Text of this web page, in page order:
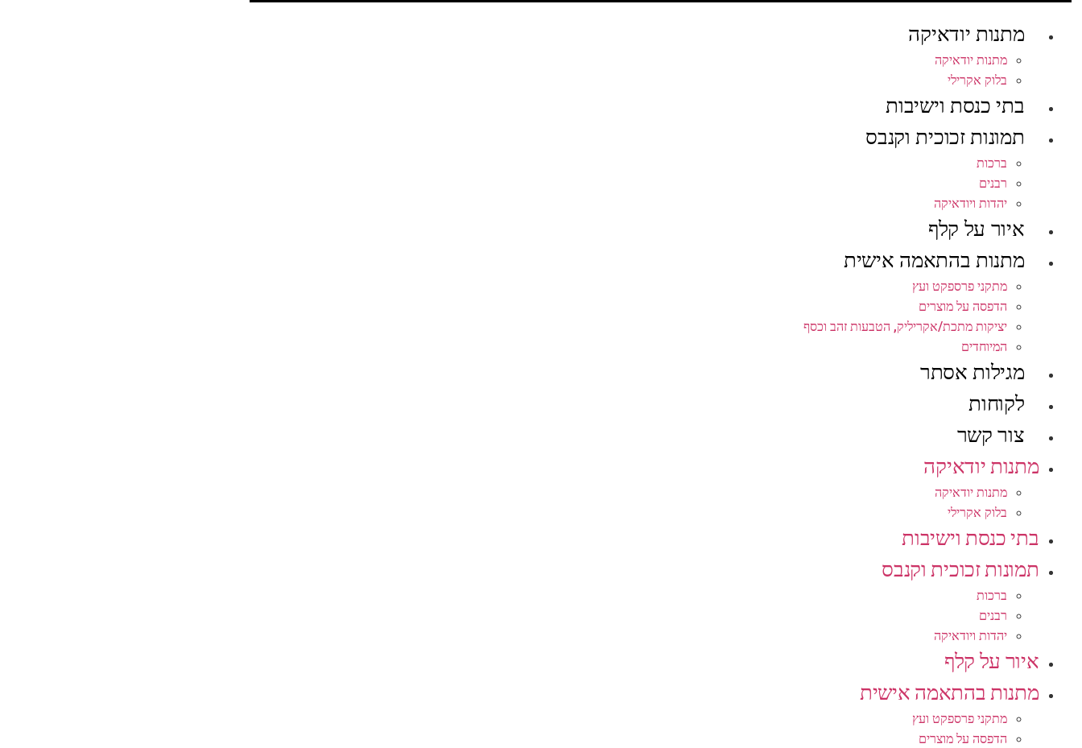
מתנות יודאיקה
מתנות יודאיקה
בלוק אקרילי
בתי כנסת וישיבות
תמונות זכוכית וקנבס
ברכות
רבנים
יהדות ויודאיקה
איור על קלף
מתנות בהתאמה אישית
מתקני פרספקט ועץ
הדפסה על מוצרים
יציקות מתכת/אקריליק, הטבעות זהב וכסף
המיוחדים
מגילות אסתר
לקוחות
צור קשר
מתנות יודאיקה
מתנות יודאיקה
בלוק אקרילי
בתי כנסת וישיבות
תמונות זכוכית וקנבס
ברכות
רבנים
יהדות ויודאיקה
איור על קלף
מתנות בהתאמה אישית
מתקני פרספקט ועץ
הדפסה על מוצרים